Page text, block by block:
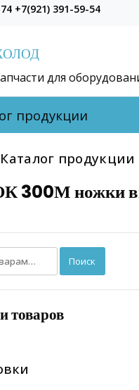
+7(921) 391-59-54
для
продукции
Каталог продукции
300М ножки
Поиск
товаров